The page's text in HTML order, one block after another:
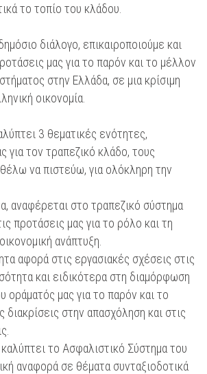
το τοπίο του κλάδου.
διάλογο, επικαιροποιούμε και
μας για το παρόν και το μέλλον
στην Ελλάδα, σε μια κρίσιμη
οικονομία.
3 θεματικές ενότητες,
για τον τραπεζικό κλάδο, τους
να πιστεύω, για ολόκληρη την
αναφέρεται στο τραπεζικό σύστημα
προτάσεις μας για το ρόλο και τη
ανάπτυξη.
αφορά στις εργασιακές σχέσεις στις
και ειδικότερα στη διαμόρφωση
οράματός μας για το παρόν και το
στην απασχόληση και στις
το Ασφαλιστικό Σύστημα του
αναφορά σε θέματα συνταξιοδοτικά